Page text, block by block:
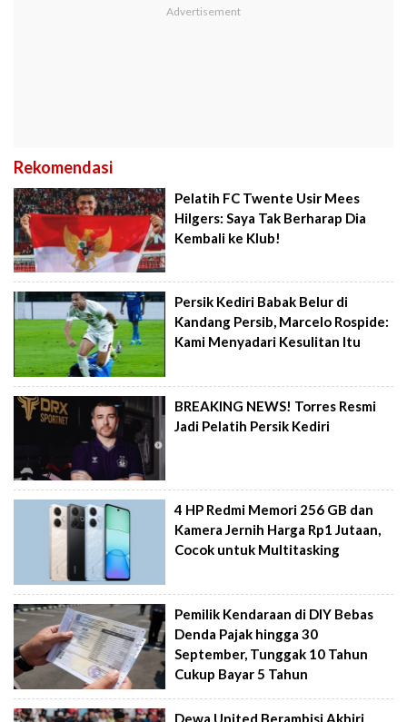
Rekomendasi
Pelatih FC Twente Usir Mees
Hilgers: Saya Tak Berharap Dia
Kembali ke Klub!
Persik Kediri Babak Belur di
Kandang Persib, Marcelo Rospide:
Kami Menyadari Kesulitan Itu
BREAKING NEWS! Torres Resmi
Jadi Pelatih Persik Kediri
4 HP Redmi Memori 256 GB dan
Kamera Jernih Harga Rp1 Jutaan,
Cocok untuk Multitasking
Pemilik Kendaraan di DIY Bebas
Denda Pajak hingga 30
September, Tunggak 10 Tahun
Cukup Bayar 5 Tahun
Dewa United Berambisi Akhiri